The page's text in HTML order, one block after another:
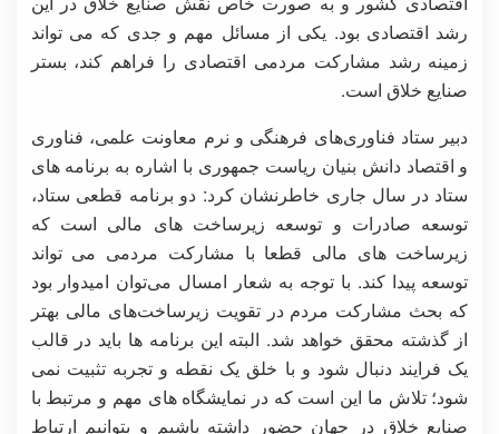
رشد اقتصادی بود. یکی از مسائل مهم و جدی که می تواند
زمینه رشد مشارکت مردمی اقتصادی را فراهم کند، بستر
صنایع خلاق است.
دبیر ستاد فناوری‌های فرهنگی و نرم معاونت علمی، فناوری
و اقتصاد دانش بنیان ریاست جمهوری با اشاره به برنامه های
ستاد در سال جاری خاطرنشان کرد: دو برنامه قطعی ستاد،
توسعه صادرات و توسعه زیرساخت های مالی است که
زیرساخت های مالی قطعا با مشارکت مردمی می تواند
توسعه پیدا کند. با توجه به شعار امسال می‌توان امیدوار بود
که بحث مشارکت مردم در تقویت زیرساخت‌های مالی بهتر
از گذشته محقق خواهد شد. البته این برنامه ها باید در قالب
یک فرایند دنبال شود و با خلق یک نقطه و تجربه تثبیت نمی
شود؛ تلاش ما این است که در نمایشگاه های مهم و مرتبط با
صنایع خلاق در جهان حضور داشته باشیم و بتوانیم ارتباط